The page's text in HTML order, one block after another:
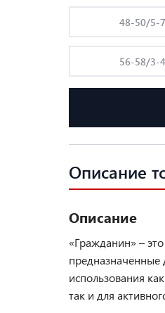
48-50/5-7
56-58/3-4
Описание
Описание
«Гражданин» –
предназначенные
использования
так и для